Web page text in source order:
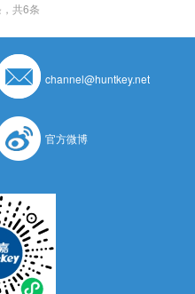
共6条
channel@huntkey.net
官方微博